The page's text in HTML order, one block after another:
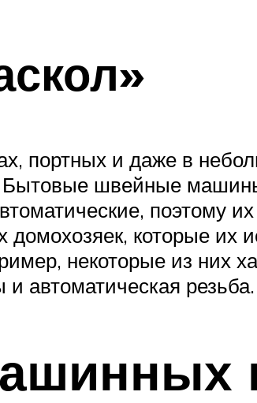
портных и даже в
Бытовые швейные
поэтому
которые их
некоторые из них
автоматическая резьба.